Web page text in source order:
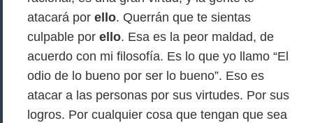
atacará por ello. Querrán que te sientas
culpable por ello. Esa es la peor maldad, de
acuerdo con mi filosofía. Es lo que yo llamo “El
odio de lo bueno por ser lo bueno”. Eso es
atacar a las personas por sus virtudes. Por sus
logros. Por cualquier cosa que tengan que sea